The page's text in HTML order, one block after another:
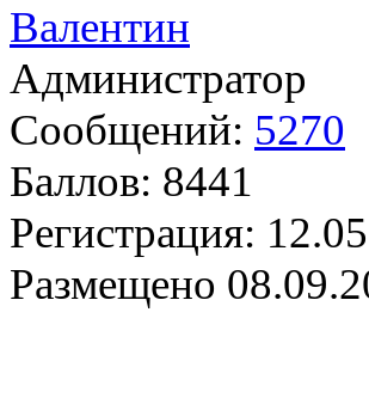
Валентин
Администратор
Сообщений: 5270
Баллов: 8441
Регистрация:
Размещено